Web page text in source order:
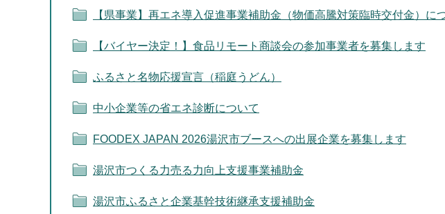
【県事業】再エネ導入促進事業補助金（物価高騰対策臨時交付金）に
【バイヤー決定！】食品リモート商談会の参加事業者を募集します
ふるさと名物応援宣言（稲庭うどん）
中小企業等の省エネ診断について
FOODEX JAPAN 2026湯沢市ブースへの出展企業を募集します
湯沢市つくる力売る力向上支援事業補助金
湯沢市ふるさと企業基幹技術継承支援補助金